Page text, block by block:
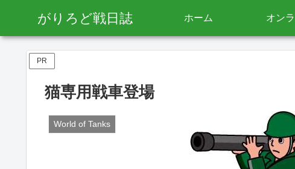
がりろど戦日誌 ホーム オン
PR
猫専用戦車登場
World of Tanks